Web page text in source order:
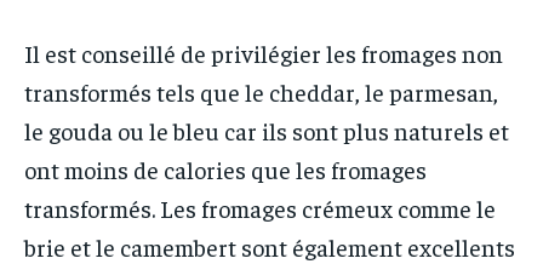
Il est conseillé de privilégier les fromages non
transformés tels que le cheddar, le parmesan,
le gouda ou le bleu car ils sont plus naturels et
ont moins de calories que les fromages
transformés. Les fromages crémeux comme le
brie et le camembert sont également excellents